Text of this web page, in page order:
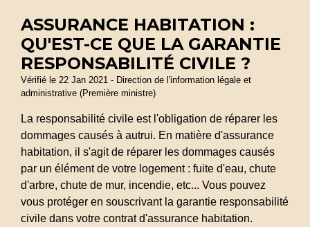
ASSURANCE HABITATION :
QU'EST-CE QUE LA GARANTIE
RESPONSABILITÉ CIVILE ?
Vérifié le 22 Jan 2021 - Direction de l'information légale et
administrative (Première ministre)
La responsabilité civile est l'obligation de réparer les
dommages causés à autrui. En matière d'assurance
habitation, il s'agit de réparer les dommages causés
par un élément de votre logement : fuite d'eau, chute
d'arbre, chute de mur, incendie, etc... Vous pouvez
vous protéger en souscrivant la garantie responsabilité
civile dans votre contrat d'assurance habitation.